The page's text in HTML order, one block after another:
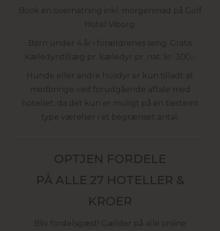
Book en overnatning inkl. morgenmad på Golf
Hotel Viborg.
Børn under 4 år i forældrenes seng: Gratis
Kæledyrstillæg pr. kæledyr pr. nat: kr. 300,-
Hunde eller andre husdyr er kun tilladt at
medbringe ved forudgående aftale med
hotellet, da det kun er muligt på en bestemt
type værelser i et begrænset antal.
OPTJEN FORDELE
PÅ ALLE 27 HOTELLER &
KROER
Bliv fordelsgæst! Gælder på alle online